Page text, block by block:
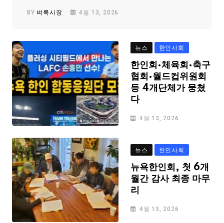
BY 벼룩시장 4월 13, 2026
뉴스 한인사회
한인회·체육회·축구
협회·월드컵위원회
등 4개단체가 뭉쳤
다
4월 13, 2026
뉴스 한인사회
뉴욕한인회, 첫 6개
월간 감사 최종 마무
리
4월 13, 2026